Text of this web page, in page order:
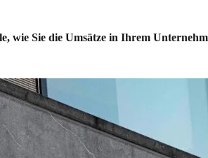
wie Sie die Umsätze in Ihrem